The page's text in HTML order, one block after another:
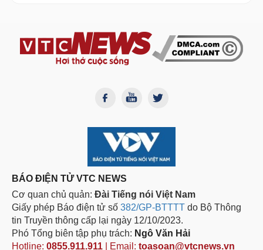
BÁO ĐIỆN TỬ VTC NEWS
Cơ quan chủ quản: Đài Tiếng nói Việt Nam
Giấy phép Báo điện tử số 382/GP-BTTTT do Bộ Thông
tin Truyền thông cấp lại ngày 12/10/2023.
Phó Tổng biên tập phụ trách: Ngô Văn Hải
Hotline: 0855.911.911 | Email: toasoan@vtcnews.vn